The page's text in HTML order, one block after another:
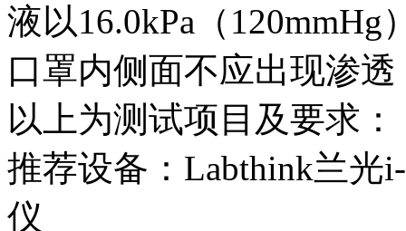
液以16.0kPa（
口罩内侧面不应出现渗透
以上为测试项目及要求：
推荐设备：Labthink兰光
仪